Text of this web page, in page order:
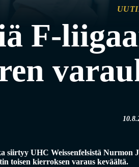
F-
siirtyy UHC Weissenfelsistä Nurmon
toisen kierroksen varaus keväältä.